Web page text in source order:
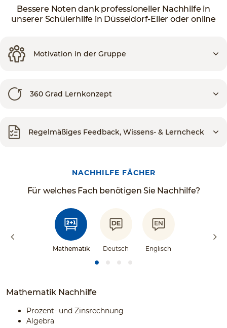
Bessere Noten dank professioneller Nachhilfe in
unserer Schülerhilfe in Düsseldorf-Eller oder online
Motivation in der Gruppe
360 Grad Lernkonzept
Regelmäßiges Feedback, Wissens- & Lerncheck
NACHHILFE FÄCHER
Für welches Fach benötigen Sie Nachhilfe?
Mathematik Deutsch Englisch
Mathematik Nachhilfe
Prozent- und Zinsrechnung
Algebra